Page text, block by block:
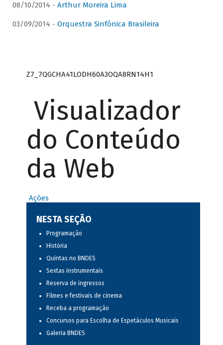
08/10/2014 - Arthur Moreira Lima
03/09/2014 - Orquestra Sinfônica Brasileira
Z7_7QGCHA41LODH60A3OQA8RN14H1
Visualizador
do Conteúdo
da Web
Ações
NESTA SEÇÃO
Programação
História
Quintas no BNDES
Sextas instrumentais
Reserva de ingressos
Filmes e festivais de cinema
Receba a programação
Concursos para Escolha de Espetáculos Musicais
Galeria BNDES